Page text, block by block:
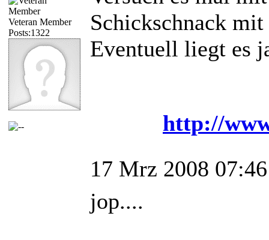
Veteran Member
Posts:1322
Schickschnack
Eventuell liegt es
http://
17 Mrz 2008 07:46
jop....